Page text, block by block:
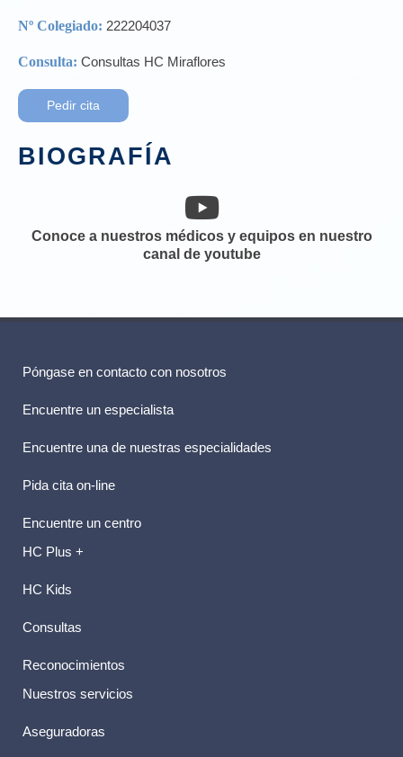
Nº Colegiado: 222204037
Consulta: Consultas HC Miraflores
Pedir cita
BIOGRAFÍA
Conoce a nuestros médicos y equipos en nuestro
canal de youtube
Póngase en contacto con nosotros
Encuentre un especialista
Encuentre una de nuestras especialidades
Pida cita on-line
Encuentre un centro
HC Plus +
HC Kids
Consultas
Reconocimientos
Nuestros servicios
Aseguradoras